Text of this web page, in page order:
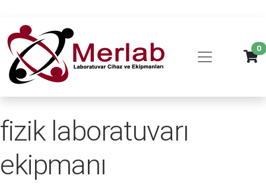
0
fizik laboratuvarı
ekipmanı